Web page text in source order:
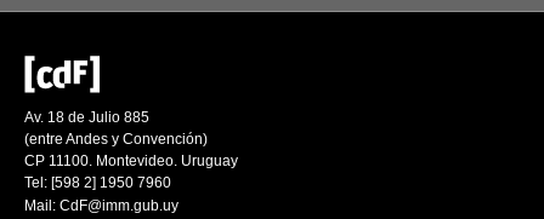
Av. 18 de Julio 885
(entre Andes y Convención)
CP 11100. Montevideo. Uruguay
Tel: [598 2] 1950 7960
Mail: CdF@imm.gub.uy